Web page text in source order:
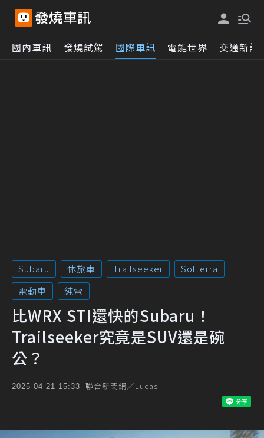
國內車訊 發燒試駕 國際車訊 電能世界 交通新訊
Subaru 休旅車 Trailseeker
Solterra
電動車
純電
比WRX STI還快的Subaru！
Trailseeker究竟是SUV還是碗
公？
2025-04-21 15:33 聯合新聞網／Lucas